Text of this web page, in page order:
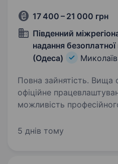
17 400 – 21 000 грн
Південний
надання
(Одеса)
Миколаїв
Повна зайнятість. Вища освіта.
офіційне
можливість професійного
п’ятниця з 8.00 до 17.00 год.
5 днів тому